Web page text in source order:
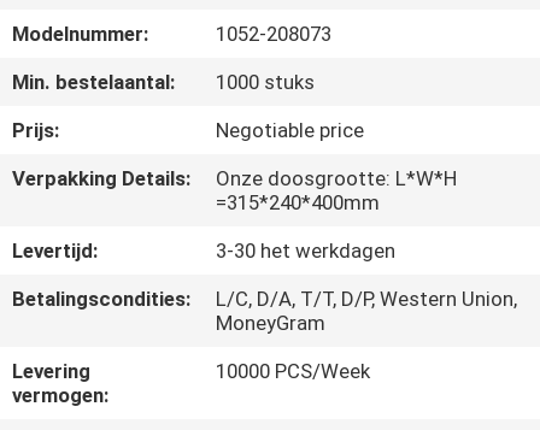
CONTACTEER
ONS
VR
SITEMAP
PRIVACY
POLICY
Modelnummer:
1052-208073
Min. bestelaantal:
1000 stuks
Prijs:
Negotiable price
Verpakking Details:
Onze doosgrootte: L*W*H
=315*240*400mm
Levertijd:
3-30 het werkdagen
Betalingscondities:
L/C, D/A, T/T, D/P, Western Union,
MoneyGram
Levering
vermogen:
10000 PCS/Week